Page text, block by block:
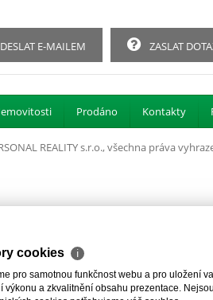
E-MAILEM ZASLAT
Prodáno Kontakty
REALITY s.r.o., všechna práva
cookies ℹ
pro samotnou funkčnost webu a pro uložení
výkonu a zkvalitnění obsahu prezentace.